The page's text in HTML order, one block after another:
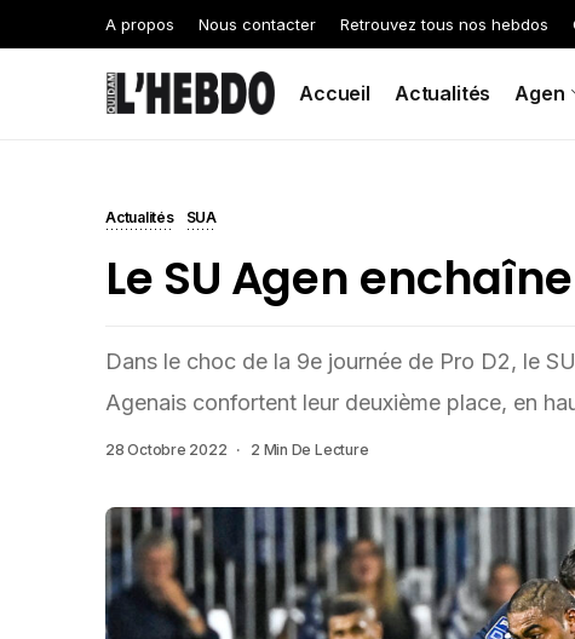
A propos Nous contacter Retrouvez tous nos hebdos
Accueil Actualités Agen
Actualités SUA
Le SU Agen
Dans le choc de la 9e journée de Pro D2, le
Agenais confortent leur deuxième place, en
28 Octobre 2022 2 Min De Lecture